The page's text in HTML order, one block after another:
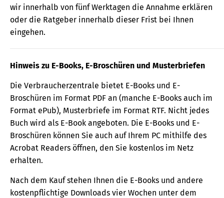
wir innerhalb von fünf Werktagen die Annahme erklären
oder die Ratgeber innerhalb dieser Frist bei Ihnen
eingehen.
Hinweis zu E-Books, E-Broschüren und Musterbriefen
Die Verbraucherzentrale bietet E-Books und E-
Broschüren im Format PDF an (manche E-Books auch im
Format ePub), Musterbriefe im Format RTF. Nicht jedes
Buch wird als E-Book angeboten. Die E-Books und E-
Broschüren können Sie auch auf Ihrem PC mithilfe des
Acrobat Readers öffnen, den Sie kostenlos im Netz
erhalten.
Nach dem Kauf stehen Ihnen die E-Books und andere
kostenpflichtige Downloads vier Wochen unter dem